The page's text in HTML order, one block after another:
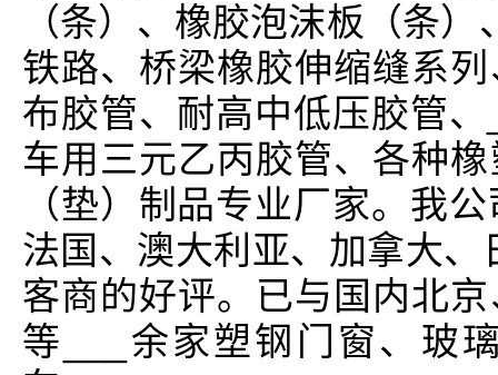
（条）、橡胶泡沫板（条
铁路、桥梁橡胶伸缩缝系
布胶管、耐高中低压胶管
车用三元乙丙胶管、各种
（垫）制品专业厂家。我
法国、澳大利亚、加拿大
客商的好评。已与国内北
等___余家塑钢门窗、玻